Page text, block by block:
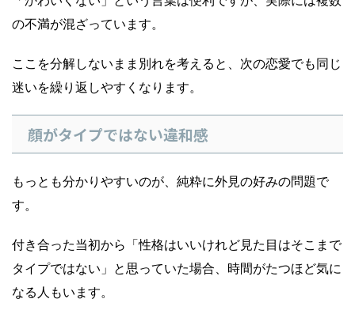
の不満が混ざっています。
ここを分解しないまま別れを考えると、次の恋愛でも同じ
迷いを繰り返しやすくなります。
顔がタイプではない違和感
もっとも分かりやすいのが、純粋に外見の好みの問題で
す。
付き合った当初から「性格はいいけれど見た目はそこまで
タイプではない」と思っていた場合、時間がたつほど気に
なる人もいます。